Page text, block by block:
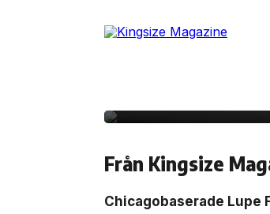
INTERVJU 4 juli, 2024
Lupe Fiasco
Från Kingsize
Chicagobaserade Lupe